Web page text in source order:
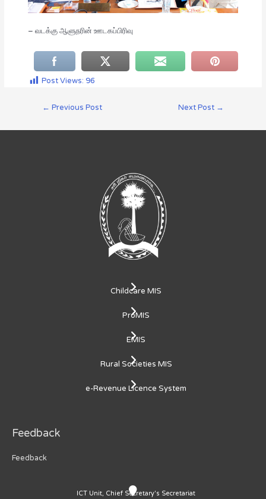
– வடக்கு ஆளுநரின் ஊடகப்பிரிவு
Post Views: 96
← Previous Post Next Post →
Childcare MIS
ProMIS
EMIS
Rural Societies MIS
e-Revenue Licence System
Feedback
Feedback
ICT Unit, Chief Secretary's Secretariat